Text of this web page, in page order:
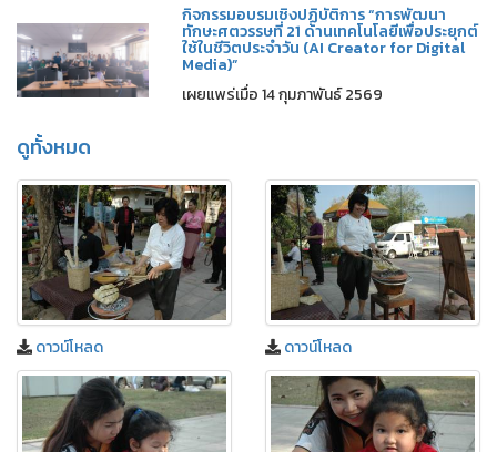
กิจกรรมอบรมเชิงปฏิบัติการ “การพัฒนา
ทักษะศตวรรษที่ 21 ด้านเทคโนโลยีเพื่อประยุกต์
ใช้ในชีวิตประจำวัน (AI Creator for Digital
Media)”
เผยแพร่เมื่อ 14 กุมภาพันธ์ 2569
ดูทั้งหมด
ดาวน์โหลด ดาวน์โหลด